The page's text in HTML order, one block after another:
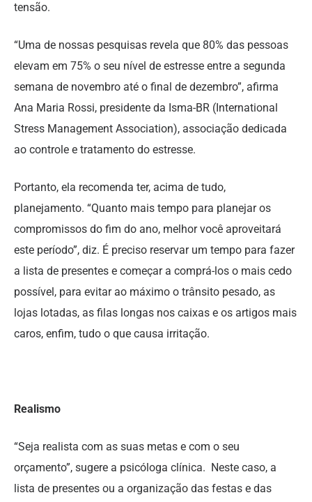
tensão.
“Uma de nossas pesquisas revela que 80% das pessoas
elevam em 75% o seu nível de estresse entre a segunda
semana de novembro até o final de dezembro”, afirma
Ana Maria Rossi, presidente da Isma-BR (International
Stress Management Association), associação dedicada
ao controle e tratamento do estresse.
Portanto, ela recomenda ter, acima de tudo,
planejamento. “Quanto mais tempo para planejar os
compromissos do fim do ano, melhor você aproveitará
este período”, diz. É preciso reservar um tempo para fazer
a lista de presentes e começar a comprá-los o mais cedo
possível, para evitar ao máximo o trânsito pesado, as
lojas lotadas, as filas longas nos caixas e os artigos mais
caros, enfim, tudo o que causa irritação.
Realismo
“Seja realista com as suas metas e com o seu
orçamento”, sugere a psicóloga clínica. Neste caso, a
lista de presentes ou a organização das festas e das